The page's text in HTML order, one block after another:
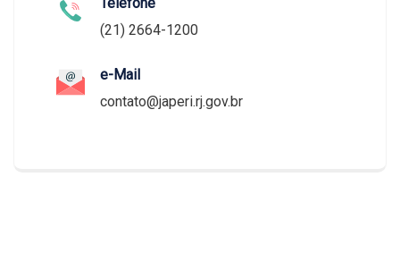
(21) 2664-1200
e-Mail
contato@japeri.rj.gov.br